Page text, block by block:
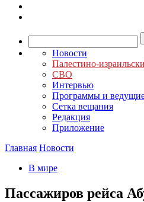
Новости
Палестино-
СВО
Интервью
Программы и
Сетка вещания
Редакция
Приложение
Главная Новости
В мире
Пассажиров рейса